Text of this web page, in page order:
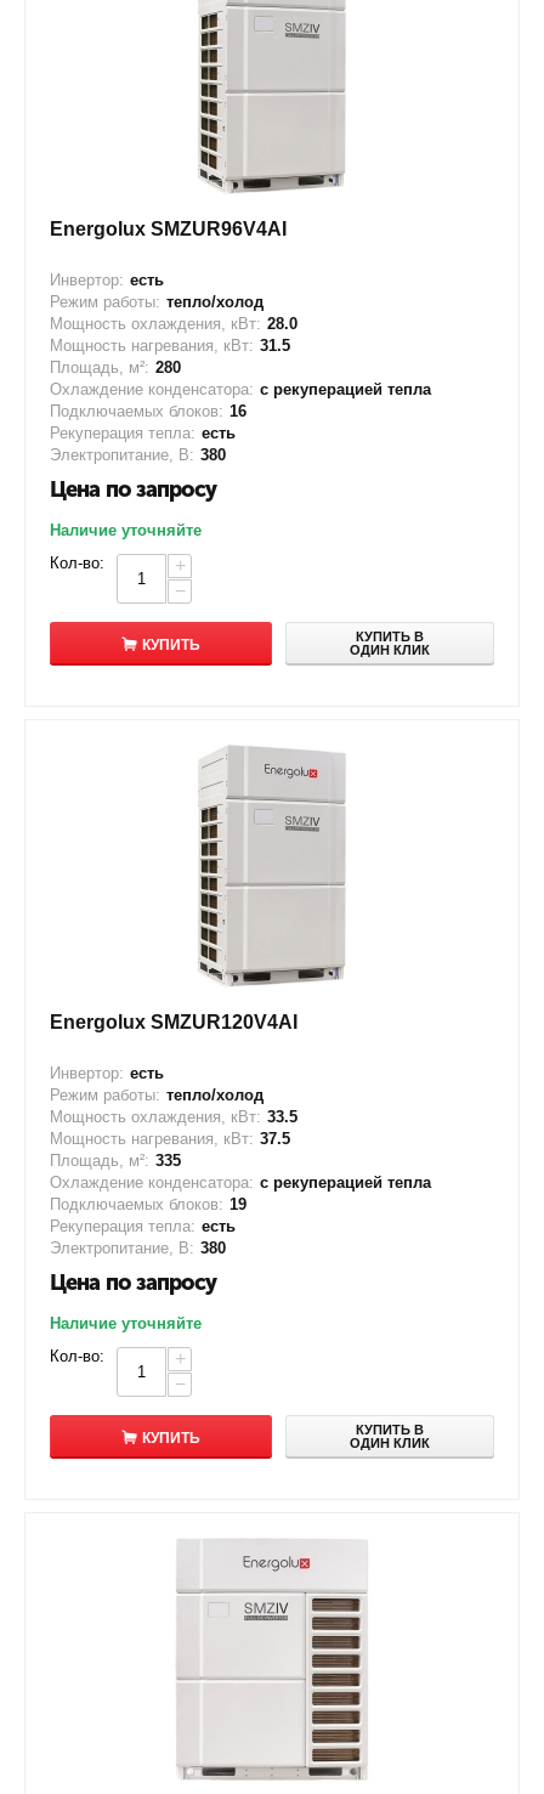
Energolux SMZUR96V4AI
Инвертор: есть
Режим работы: тепло/холод
Мощность охлаждения, кВт: 28.0
Мощность нагревания, кВт: 31.5
Площадь, м²: 280
Охлаждение конденсатора: с рекуперацией тепла
Подключаемых блоков: 16
Рекуперация тепла: есть
Электропитание, В: 380
Цена по запросу
Наличие уточняйте
Кол-во:
+
−
КУПИТЬ
КУПИТЬ В
ОДИН КЛИК
Energolux SMZUR120V4AI
Инвертор: есть
Режим работы: тепло/холод
Мощность охлаждения, кВт: 33.5
Мощность нагревания, кВт: 37.5
Площадь, м²: 335
Охлаждение конденсатора: с рекуперацией тепла
Подключаемых блоков: 19
Рекуперация тепла: есть
Электропитание, В: 380
Цена по запросу
Наличие уточняйте
Кол-во:
+
−
КУПИТЬ
КУПИТЬ В
ОДИН КЛИК